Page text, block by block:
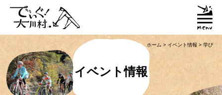
ホーム > イベント情報 >学び
イベント情報